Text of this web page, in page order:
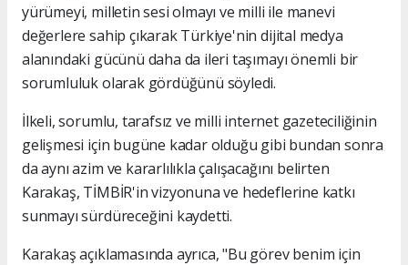
yürümeyi, milletin sesi olmayı ve milli ile manevi
değerlere sahip çıkarak Türkiye'nin dijital medya
alanındaki gücünü daha da ileri taşımayı önemli bir
sorumluluk olarak gördüğünü söyledi.
İlkeli, sorumlu, tarafsız ve milli internet gazeteciliğinin
gelişmesi için bugüne kadar olduğu gibi bundan sonra
da aynı azim ve kararlılıkla çalışacağını belirten
Karakaş, TİMBİR'in vizyonuna ve hedeflerine katkı
sunmayı sürdüreceğini kaydetti.
Karakaş açıklamasında ayrıca, "Bu görev benim için